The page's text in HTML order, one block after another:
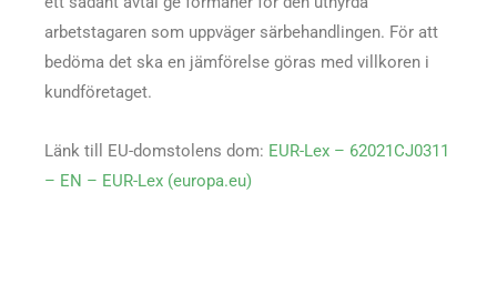
arbetstagaren som uppväger särbehandlingen. För att
bedöma det ska en jämförelse göras med villkoren i
kundföretaget.
Länk till EU-domstolens dom: EUR-Lex – 62021CJ0311
– EN – EUR-Lex (europa.eu)